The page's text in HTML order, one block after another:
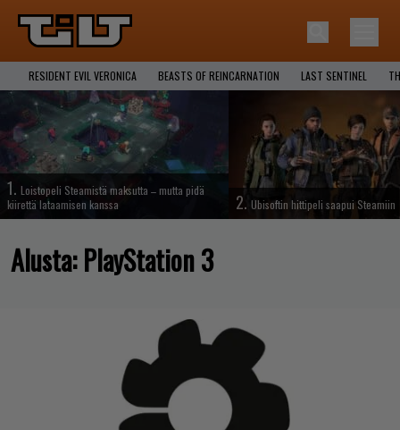
RESIDENT EVIL VERONICA BEASTS OF REINCARNATION LAST SENTINEL
1. Loistopeli Steamistä maksutta – mutta pidä
kiirettä lataamisen kanssa
2. Ubisoftin hittipeli saapui Steamiin
Alusta:PlayStation 3